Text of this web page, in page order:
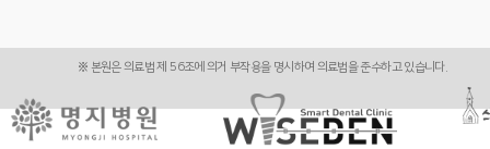
※ 본원은 의료법 제 56조에 의거 부작용을 명시하여 의료법을 준수하고 있습니다.